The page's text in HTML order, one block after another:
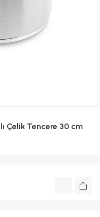
Çelik Tencere 30 cm